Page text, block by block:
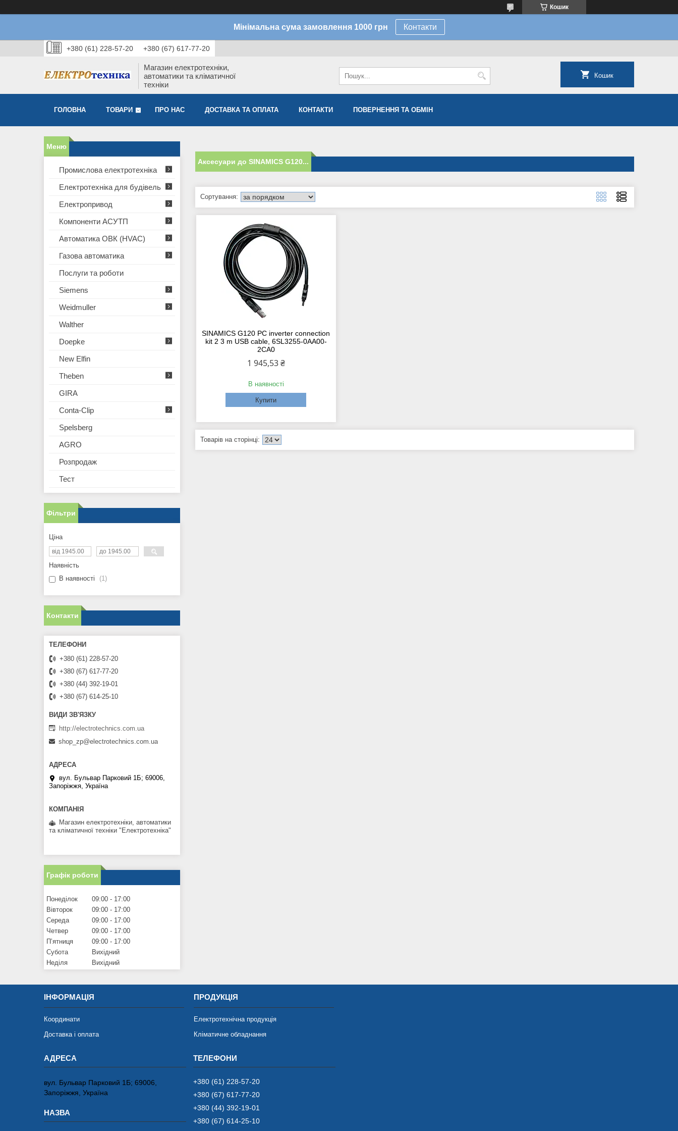
Кошик
Мінімальна сума замовлення 1000 грн Контакти
+380 (61) 228-57-20 +380 (67) 617-77-20
Магазин електротехніки,
автоматики та кліматичної
техніки
Кошик
ГОЛОВНА ТОВАРИ ПРО НАС ДОСТАВКА ТА ОПЛАТА КОНТАКТИ ПОВЕРНЕННЯ ТА ОБМІН
Аксесуари до SINAMICS G120...
SINAMICS G120 PC inverter connection
kit 2 3 m USB cable, 6SL3255-0AA00-
2CA0
1 945,53 ₴
В наявності
Купити
Промислова електротехніка
Електротехніка для будівель
Електропривод
Компоненти АСУТП
Автоматика ОВК (HVAC)
Газова автоматика
Послуги та роботи
Siemens
Weidmuller
Walther
Doepke
New Elfin
Theben
GIRA
Conta-Clip
Spelsberg
AGRO
Розпродаж
Тест
Фільтри
Ціна
Наявність
В наявності
1
Контакти
+380 (61) 228-57-20
+380 (67) 617-77-20
+380 (44) 392-19-01
+380 (67) 614-25-10
http://electrotechnics.com.ua
shop_zp@electrotechnics.com.ua
вул. Бульвар Парковий 1Б; 69006,
Запоріжжя, Україна
Магазин електротехніки, автоматики
та кліматичної техніки "Електротехніка"
Графік роботи
Понеділок 09:00
17:00
Вівторок
09:00
17:00
Середа
09:00
17:00
Четвер
09:00
17:00
Пʼятниця
09:00
17:00
Субота
Вихідний
Неділя
Вихідний
ІНФОРМАЦІЯ
Координати
Доставка і оплата
ПРОДУКЦІЯ
Електротехнічна продукція
Кліматичне обладнання
вул. Бульвар Парковий 1Б; 69006,
Запоріжжя, Україна
+380 (61) 228-57-20
+380 (67) 617-77-20
+380 (44) 392-19-01
+380 (67) 614-25-10